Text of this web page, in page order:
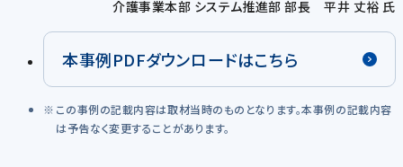
介護事業本部 システム推進部 部長 平井 丈裕 氏
本事例PDFダウンロードはこちら
この事例の記載内容は取材当時のものとなります。本事例の記載内容
は予告なく変更することがあります。